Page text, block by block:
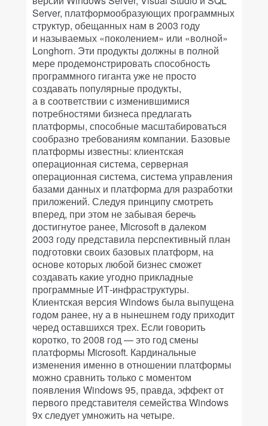
Server, платформообразующих программных
структур, обещанных нам в 2003 году
и называемых «поколением» или «волной»
Longhorn. Эти продукты должны в полной
мере продемонстрировать способность
программного гиганта уже не просто
создавать популярные продукты,
а в соответствии с изменившимися
потребностями бизнеса предлагать
платформы, способные масштабироваться
сообразно требованиям компании. Базовые
платформы известны: клиентская
операционная система, серверная
операционная система, система управления
базами данных и платформа для разработки
приложений. Следуя принципу смотреть
вперед, при этом не забывая беречь
достигнутое ранее, Microsoft в далеком
2003 году представила перспективный план
подготовки своих базовых платформ, на
основе которых любой бизнес сможет
создавать какие угодно прикладные
программные ИТ-инфраструктуры.
Клиентская версия Windows была выпущена
годом ранее, ну а в нынешнем году приходит
черед оставшихся трех. Если говорить
коротко, то 2008 год — это год смены
платформы Microsoft. Кардинальные
изменения именно в отношении платформы
можно сравнить только с моментом
появления Windows 95, правда, эффект от
первого представителя семейства Windows
9х следует умножить на четыре.